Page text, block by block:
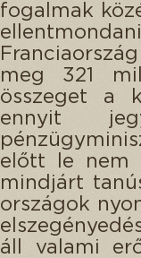
fogalmak
meg 321
összeget a
ennyit
előtt le nem
mindjárt
országok
áll valami